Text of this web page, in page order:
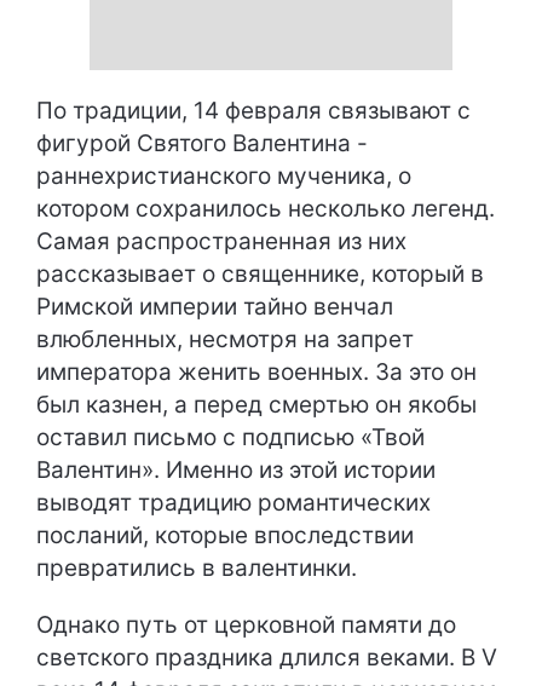
По традиции, 14 февраля связывают с
фигурой Святого Валентина -
раннехристианского мученика, о
котором сохранилось несколько легенд.
Самая распространенная из них
рассказывает о священнике, который в
Римской империи тайно венчал
влюбленных, несмотря на запрет
императора женить военных. За это он
был казнен, а перед смертью он якобы
оставил письмо с подписью «Твой
Валентин». Именно из этой истории
выводят традицию романтических
посланий, которые впоследствии
превратились в валентинки.
Однако путь от церковной памяти до
светского праздника длился веками. В V